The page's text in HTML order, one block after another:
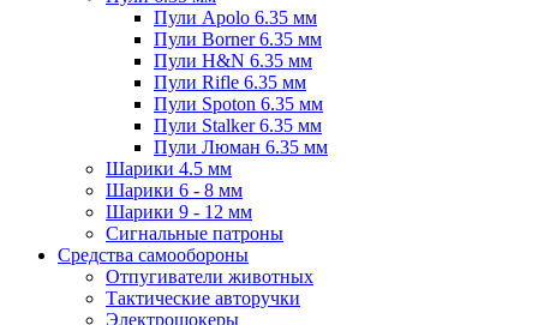
Пули Apolo 6.35 мм
Пули Borner 6.35 мм
Пули H&N 6.35 мм
Пули Rifle 6.35 мм
Пули Spoton 6.35 мм
Пули Stalker 6.35 мм
Пули Люман 6.35 мм
Шарики 4.5 мм
Шарики 6 - 8 мм
Шарики 9 - 12 мм
Сигнальные патроны
Средства самообороны
Отпугиватели животных
Тактические авторучки
Электрошокеры